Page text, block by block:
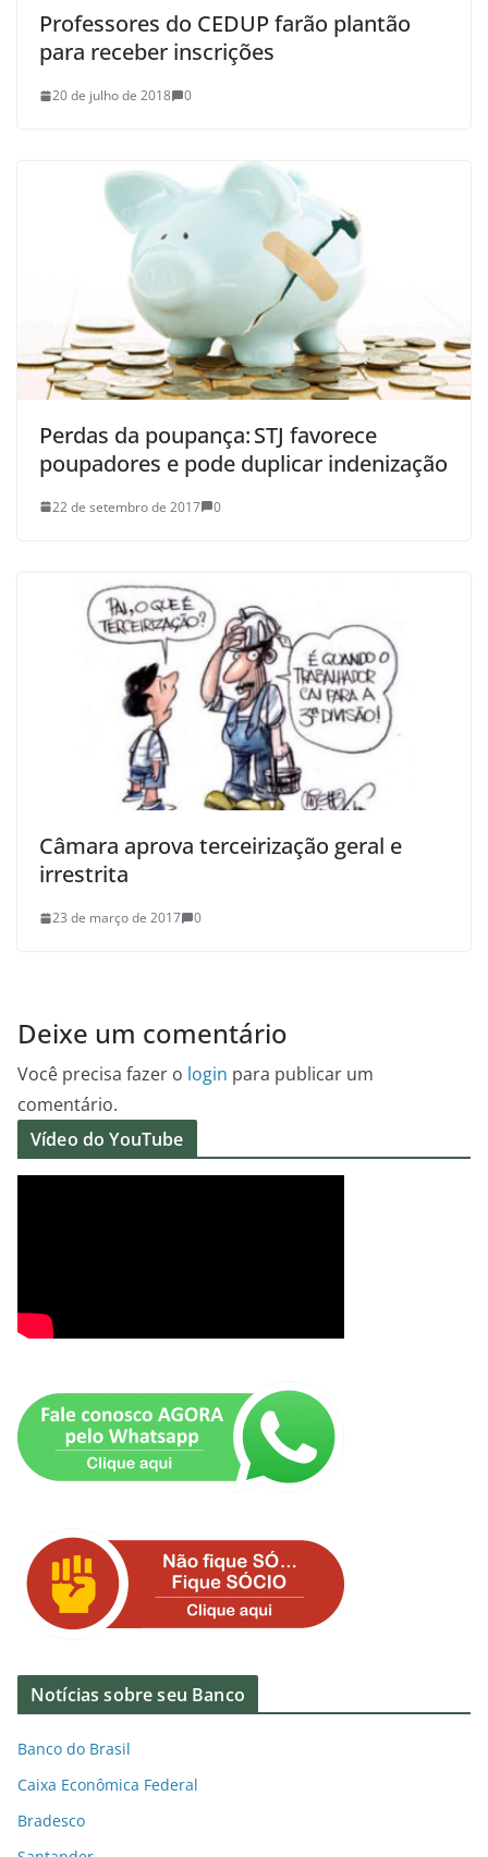
Professores do CEDUP farão plantão
para receber inscrições
20 de julho de 2018 0
Perdas da poupança: STJ favorece
poupadores e pode duplicar indenização
22 de setembro de 2017 0
Câmara aprova terceirização geral e
irrestrita
23 de março de 2017 0
Deixe um comentário
Você precisa fazer o login para publicar um
comentário.
Vídeo do YouTube
Notícias sobre seu Banco
Banco do Brasil
Caixa Econômica Federal
Bradesco